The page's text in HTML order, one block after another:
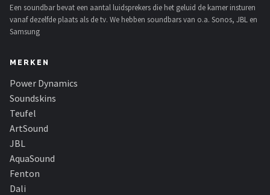
JBL
AquaSound
Fenton
Dali
Ultimea
Carlinkit
Alle merken →
Een soundbar bevat een aantal luidsprekers die het geluid de kamer insturen
vanaf dezelfde plaats als de tv. We hebben soundbars van o.a. Sonos, JBL en
Samsung
MERKEN
Power Dynamics
Soundskins
Teufel
ArtSound
JBL
AquaSound
Fenton
Dali